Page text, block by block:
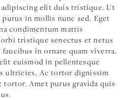
elit duis tristique. Ut
in mollis nunc sed. Eget
condimentum mattis
tristique senectus et netus
in ornare quam viverra.
euismod in pellentesque
ultricies. Ac tortor dignissim
tortor. Amet purus gravida quis